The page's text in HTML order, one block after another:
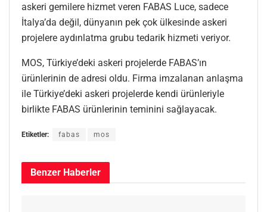
askeri gemilere hizmet veren FABAS Luce, sadece
İtalya’da değil, dünyanın pek çok ülkesinde askeri
projelere aydınlatma grubu tedarik hizmeti veriyor.
MOS, Türkiye’deki askeri projelerde FABAS’ın
ürünlerinin de adresi oldu. Firma imzalanan anlaşma
ile Türkiye’deki askeri projelerde kendi ürünleriyle
birlikte FABAS ürünlerinin teminini sağlayacak.
Etiketler: fabas mos
Benzer Haberler